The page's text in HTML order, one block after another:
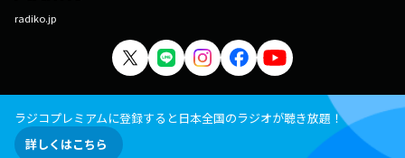
radiko.jp
ラジコプレミアムに登録すると日本全国のラジオが聴き放題！
詳しくはこちら